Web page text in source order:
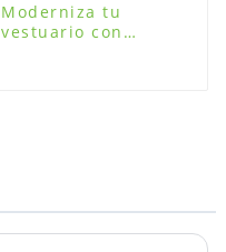
Moderniza tu
vestuario con